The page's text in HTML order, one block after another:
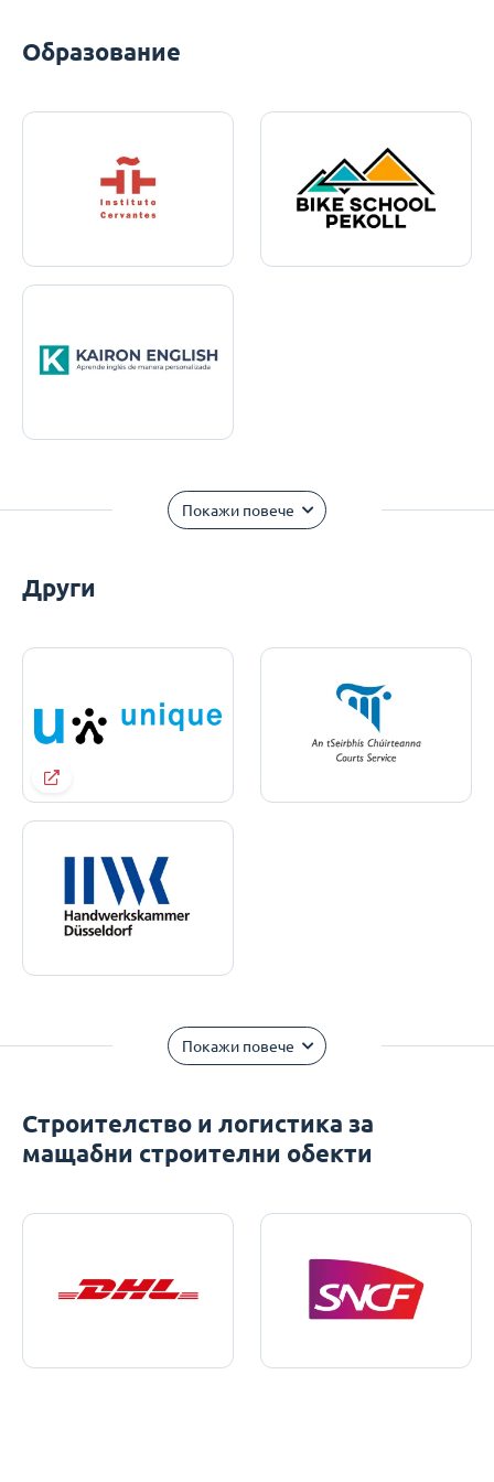
Образование
Покажи повече
Други
Покажи повече
Строителство и логистика за
мащабни строителни обекти